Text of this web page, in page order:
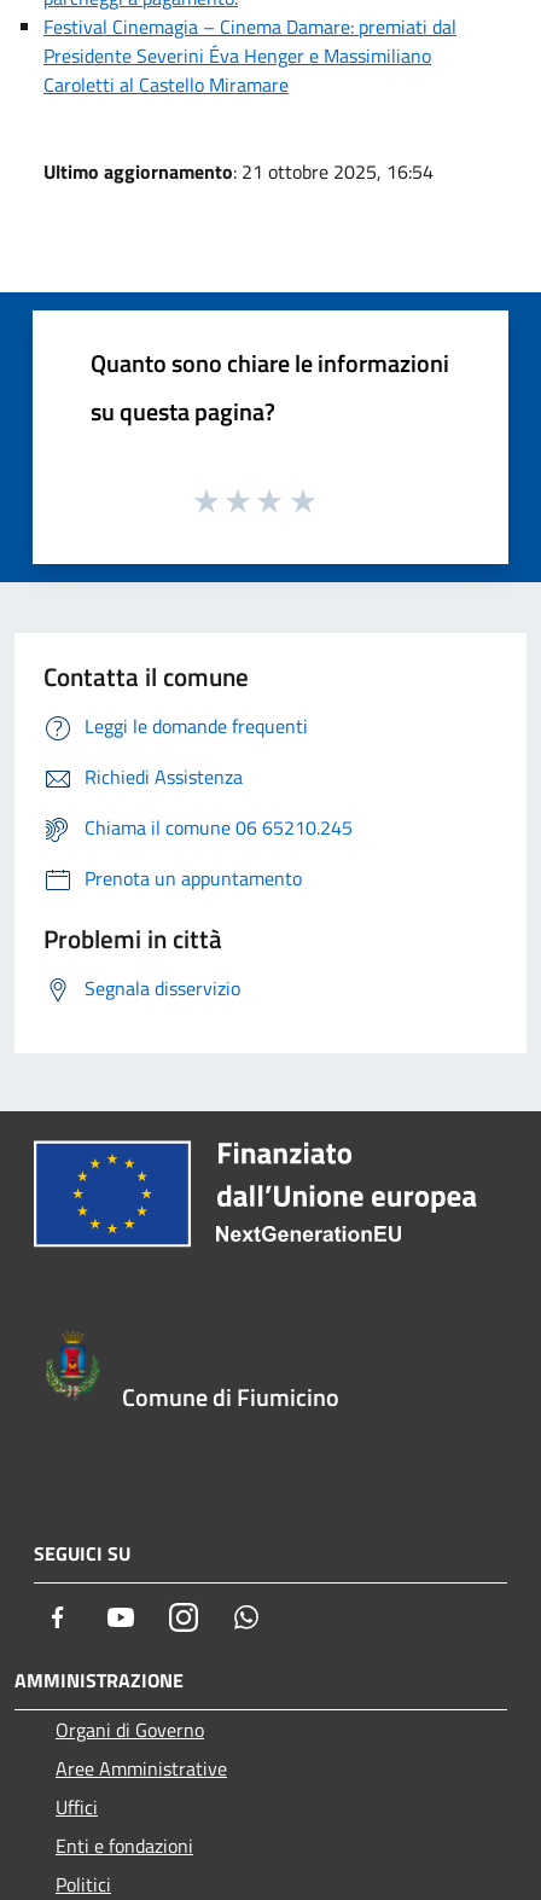
Festival Cinemagia – Cinema Damare: premiati dal
Presidente Severini Éva Henger e Massimiliano
Caroletti al Castello Miramare
Ultimo aggiornamento: 21 ottobre 2025, 16:54
Quanto sono chiare le informazioni
su questa pagina?
Contatta il comune
Leggi le domande frequenti
Richiedi Assistenza
Chiama il comune 06 65210.245
Prenota un appuntamento
Problemi in città
Segnala disservizio
Comune di Fiumicino
SEGUICI SU
Facebook YoutubeInstagram
AMMINISTRAZIONE
Organi di Governo
Aree Amministrative
Uffici
Enti e fondazioni
Politici